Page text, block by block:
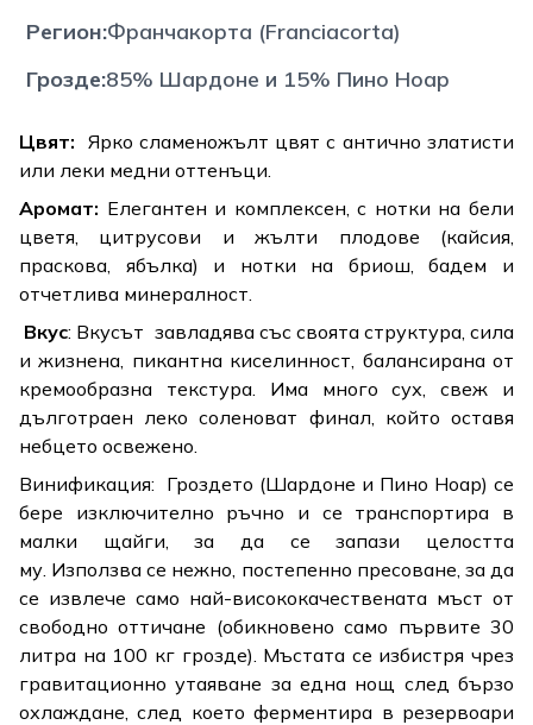
Регион:Франчакорта (Franciacorta)
Грозде:85% Шардоне и 15% Пино Ноар
Цвят: Ярко сламеножълт цвят с антично златисти
или леки медни оттенъци.
Аромат: Елегантен и комплексен, с нотки на бели
цветя, цитрусови и жълти плодове (кайсия,
праскова, ябълка) и нотки на бриош, бадем и
отчетлива минералност.
Вкус: Вкусът завладява със своята структура, сила
и жизнена, пикантна киселинност, балансирана от
кремообразна текстура. Има много сух, свеж и
дълготраен леко соленоват финал, който оставя
небцето освежено.
Винификация: Гроздето (Шардоне и Пино Ноар) се
бере изключително ръчно и се транспортира в
малки щайги, за да се запази целостта
му. Използва се нежно, постепенно пресоване, за да
се извлече само най-висококачествената мъст от
свободно оттичане (обикновено само първите 30
литра на 100 кг грозде). Мъстата се избистря чрез
гравитационно утаяване за една нощ след бързо
охлаждане, след което ферментира в резервоари